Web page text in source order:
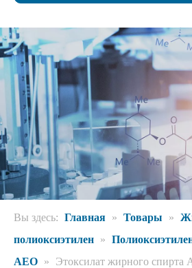
Вы здесь: Главная » Товары »
полиоксиэтилен »
AEO »
Этоксилат жирного спирта